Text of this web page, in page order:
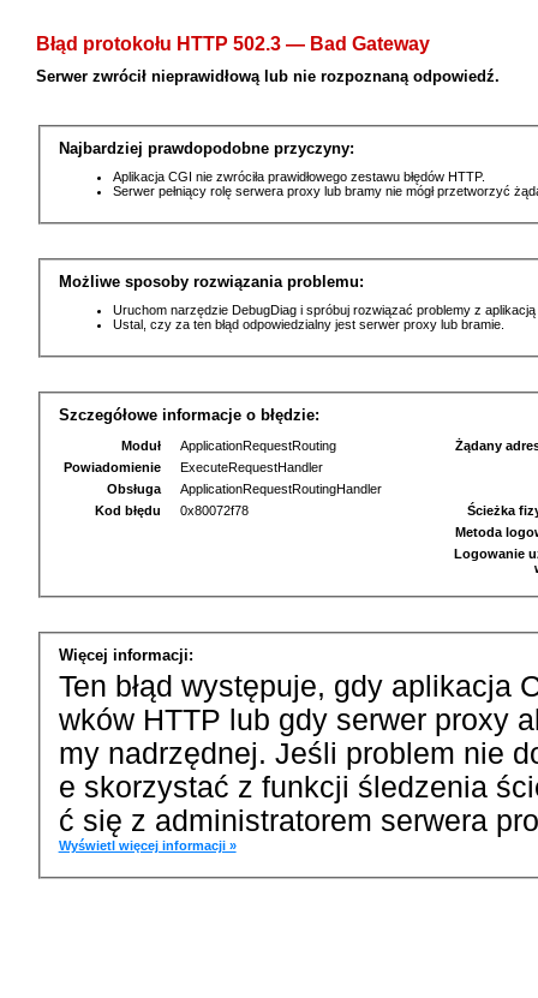
Błąd protokołu HTTP 502.3 — Bad Gateway
Serwer zwrócił nieprawidłową lub nie rozpoznaną odpowiedź.
Najbardziej prawdopodobne przyczyny:
Aplikacja CGI nie zwróciła prawidłowego zestawu błędów HTTP.
Serwer pełniący rolę serwera proxy lub bramy nie mógł przetworzyć
Możliwe sposoby rozwiązania problemu:
Uruchom narzędzie DebugDiag i spróbuj rozwiązać problemy z
Ustal, czy za ten błąd odpowiedzialny jest serwer proxy lub bramie.
Szczegółowe informacje o błędzie:
Moduł
ApplicationRequestRouting
Powiadomienie
ExecuteRequestHandler
Obsługa
ApplicationRequestRoutingHandler
Kod błędu
0x80072f78
Żądany
Ścieżka
Metoda
Logowanie
Więcej informacji:
Ten błąd występuje, gdy aplikacja
wków HTTP lub gdy serwer proxy
my nadrzędnej. Jeśli problem nie
e skorzystać z funkcji śledzenia
ć się z administratorem serwera
Wyświetl więcej informacji »